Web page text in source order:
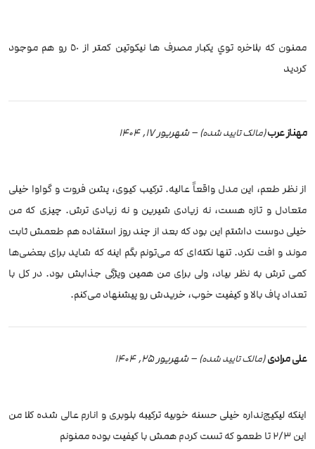
ممنون كه بلاخره توي يكبار مصرف ها نيكوتين كمتر از ٥٠ رو هم موجود
كرديد
مهناز عرب(مالک تایید شده) – شهریور 17, 1404
از نظر طعم، این مدل واقعاً عالیه. ترکیب کیوی، پشن فروت و گواوا خیلی
متعادل و تازه هست، نه زیادی شیرین و نه زیادی ترش. چیزی که من
خیلی دوست داشتم این بود که بعد از چند روز استفاده هم طعمش ثابت
موند و افت نکرد. تنها نکته‌ای که می‌تونم بگم اینه که شاید برای بعضی‌ها
کمی ترش به نظر بیاد، ولی برای من همین ویژگی جذابش بود. در کل با
تعداد پاف بالا و کیفیت خوب، خریدش رو پیشنهاد می‌کنم.
علی مرادی(مالک تایید شده) –شهریور 25, 1404
اینکه لیکیج‌نداره خیلی حسنه خوبیه ترکیبه بلوبری و انارم عالی شده کلا من
این ۲/۳ تا طعمو که تست کردم همش با کیفیت بوده ممنونم